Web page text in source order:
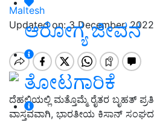
ಆರೋಗ್ಯ ಜೀವನ
ತೋಟಗಾರಿಕೆ
Maltesh
Updated on: 3 December,
ದೆಹಲಿಯಲ್ಲಿ ಮತ್ತೊಮ್ಮೆ ರೈತರ ಬೃಹತ್
ವಾಸ್ತವವಾಗಿ, ಭಾರತೀಯ ಕಿಸಾನ್ ಸಂಘದ